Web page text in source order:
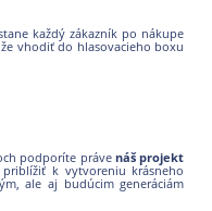
každý zákazník po nákupe
vhodiť do hlasovacieho boxu
podporíte práve náš projekt
k vytvoreniu krásneho
ale aj budúcim generáciám